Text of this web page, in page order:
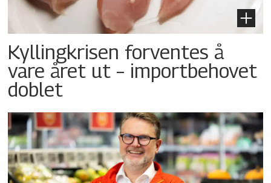
Kyllingkrisen forventes å
vare året ut – importbehovet
doblet